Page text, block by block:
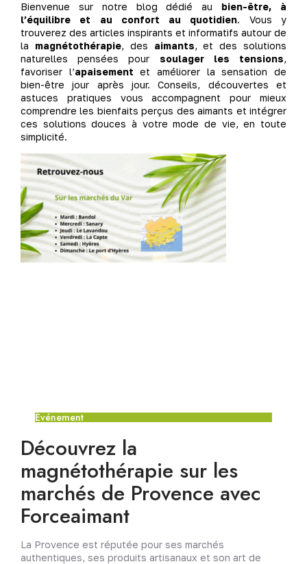
Bienvenue sur notre blog dédié au bien-être, à
l’équilibre et au confort au quotidien. Vous y
trouverez des articles inspirants et informatifs autour de
la magnétothérapie, des aimants, et des solutions
naturelles pensées pour soulager les tensions,
favoriser l’apaisement et améliorer la sensation de
bien-être jour après jour. Conseils, découvertes et
astuces pratiques vous accompagnent pour mieux
comprendre les bienfaits perçus des aimants et intégrer
ces solutions douces à votre mode de vie, en toute
simplicité.
Événement
Découvrez la
magnétothérapie sur les
marchés de Provence avec
Forceaimant
La Provence est réputée pour ses marchés
authentiques, ses produits artisanaux et son art de